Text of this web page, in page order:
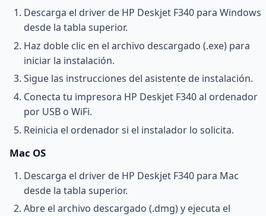
Descarga el driver de HP Deskjet F340 para Windows
desde la tabla superior.
Haz doble clic en el archivo descargado (.exe) para
iniciar la instalación.
Sigue las instrucciones del asistente de instalación.
Conecta tu impresora HP Deskjet F340 al ordenador
por USB o WiFi.
Reinicia el ordenador si el instalador lo solicita.
Mac OS
Descarga el driver de HP Deskjet F340 para Mac
desde la tabla superior.
Abre el archivo descargado (.dmg) y ejecuta el